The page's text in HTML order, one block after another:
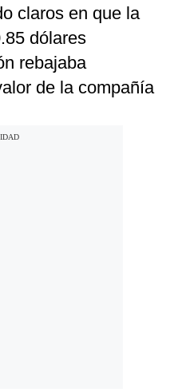
claros en que la
dólares
rebajaba
de la compañía